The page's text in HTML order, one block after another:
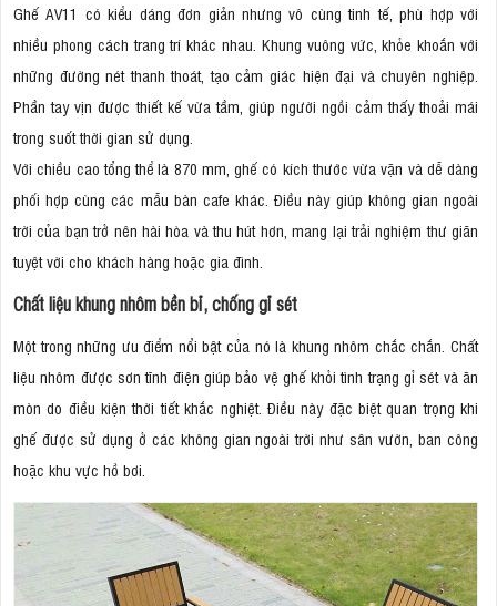
Ghế AV11 có kiểu dáng đơn giản nhưng vô cùng tinh tế, phù hợp với
nhiều phong cách trang trí khác nhau. Khung vuông vức, khỏe khoắn với
những đường nét thanh thoát, tạo cảm giác hiện đại và chuyên nghiệp.
Phần tay vịn được thiết kế vừa tầm, giúp người ngồi cảm thấy thoải mái
trong suốt thời gian sử dụng.
Với chiều cao tổng thể là 870 mm, ghế có kích thước vừa vặn và dễ dàng
phối hợp cùng các mẫu bàn cafe khác. Điều này giúp không gian ngoài
trời của bạn trở nên hài hòa và thu hút hơn, mang lại trải nghiệm thư giãn
tuyệt vời cho khách hàng hoặc gia đình.
Chất liệu khung nhôm bền bỉ, chống gỉ sét
Một trong những ưu điểm nổi bật của nó là khung nhôm chắc chắn. Chất
liệu nhôm được sơn tĩnh điện giúp bảo vệ ghế khỏi tình trạng gỉ sét và ăn
mòn do điều kiện thời tiết khắc nghiệt. Điều này đặc biệt quan trọng khi
ghế được sử dụng ở các không gian ngoài trời như sân vườn, ban công
hoặc khu vực hồ bơi.